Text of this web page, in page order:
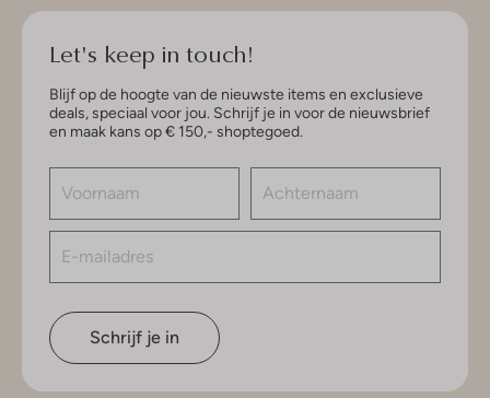
Let's keep in touch!
Blijf op de hoogte van de nieuwste items en exclusieve
deals, speciaal voor jou. Schrijf je in voor de nieuwsbrief
en maak kans op € 150,- shoptegoed.
Schrijf je in